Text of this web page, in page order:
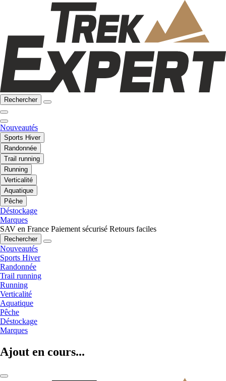
Rechercher
Nouveautés
Sports Hiver
Randonnée
Trail running
Running
Verticalité
Aquatique
Pêche
Déstockage
Marques
SAV en France Paiement sécurisé Retours faciles
Rechercher
Nouveautés
Sports Hiver
Randonnée
Trail running
Running
Verticalité
Aquatique
Pêche
Déstockage
Marques
Ajout en cours...